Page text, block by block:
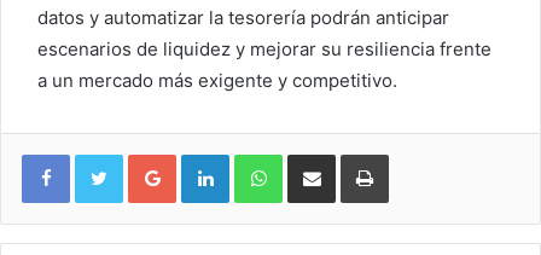
datos y automatizar la tesorería podrán anticipar
escenarios de liquidez y mejorar su resiliencia frente
a un mercado más exigente y competitivo.
Google+ LinkedIn WhatsApp